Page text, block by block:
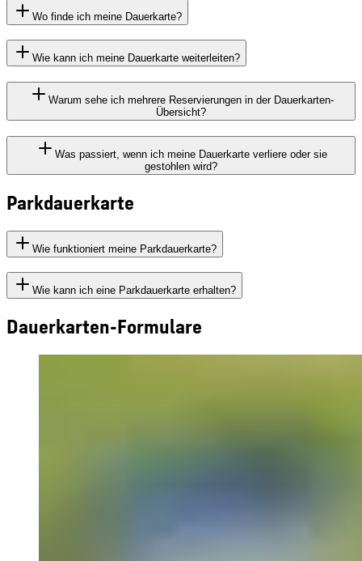
Wo finde ich meine Dauerkarte?
Wie kann ich meine Dauerkarte weiterleiten?
Warum sehe ich mehrere Reservierungen in der Dauerkarten-
Übersicht?
Was passiert, wenn ich meine Dauerkarte verliere oder sie
gestohlen wird?
Parkdauerkarte
Wie funktioniert meine Parkdauerkarte?
Wie kann ich eine Parkdauerkarte erhalten?
Dauerkarten-Formulare